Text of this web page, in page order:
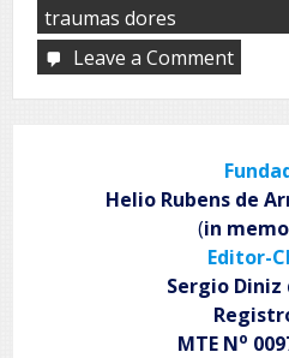
traumas dores
Leave a Commenton
Helio Rubens de
(in
Editor-
Sergio Diniz
MTE No